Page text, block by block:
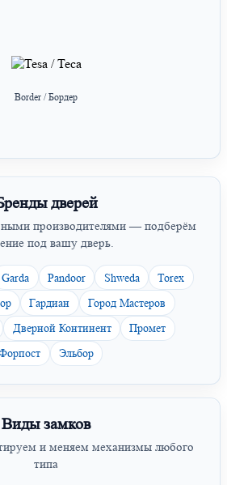
Border / Бордер
дверей
производителями — подберём
под вашу дверь.
Garda Pandoor Shweda
Torex
Гардиан
Город Мастеров
Дверной Континент
Промет
Эльбор
Виды замков
и меняем механизмы любого
типа